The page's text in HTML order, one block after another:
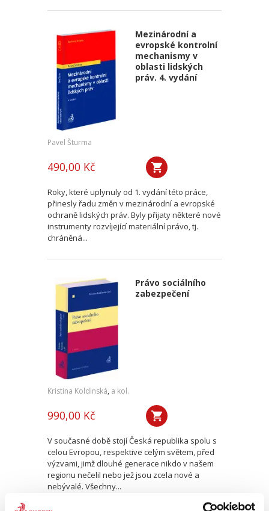
Mezinárodní a
evropské kontrolní
mechanismy v
oblasti lidských
práv. 4. vydání
Pavel Šturma
490,00 Kč
Roky, které uplynuly od 1. vydání této práce,
přinesly řadu změn v mezinárodní a evropské
ochraně lidských práv. Byly přijaty některé nové
instrumenty rozvíjející materiální právo, tj.
chráněná...
Právo sociálního
zabezpečení
Kristina Koldinská, a kol.
990,00 Kč
V současné době stojí Česká republika spolu s
celou Evropou, respektive celým světem, před
výzvami, jimž dlouhé generace nikdo v našem
regionu nečelil nebo jež jsou zcela nové a
nebývalé. Všechny...